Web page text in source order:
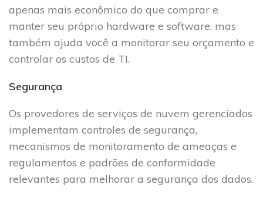
apenas mais econômico do que comprar e
manter seu próprio hardware e software, mas
também ajuda você a monitorar seu orçamento e
controlar os custos de TI.
Segurança
Os provedores de serviços de nuvem gerenciados
implementam controles de segurança,
mecanismos de monitoramento de ameaças e
regulamentos e padrões de conformidade
relevantes para melhorar a segurança dos dados.